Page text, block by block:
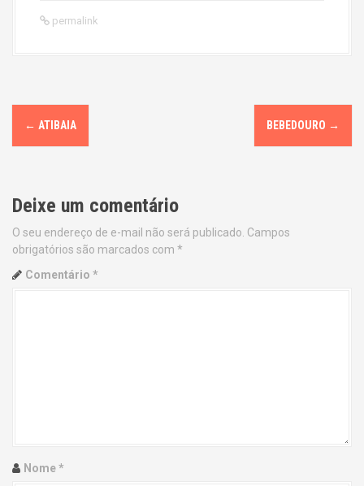
permalink
P
o
t
n
a
i
← ATIBAIA BEBEDOURO →
Deixe um comentário
O seu endereço de e-mail não será publicado. Campos
obrigatórios são marcados com *
Comentário *
Nome*